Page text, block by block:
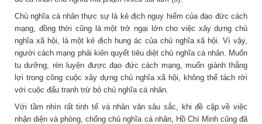
Chủ nghĩa cá nhân thực sự là kẻ địch nguy hiểm của đạo đức cách
mạng, đồng thời cũng là một trở ngại lớn cho việc xây dựng chủ
nghĩa xã hội, là một kẻ địch hung ác của chủ nghĩa xã hội. Vì vậy,
người cách mạng phải kiên quyết tiêu diệt chủ nghĩa cá nhân. Muốn
tu dưỡng, rèn luyện được đạo đức cách mạng, muốn giành thắng
lợi trong công cuộc xây dựng chủ nghĩa xã hội, không thể tách rời
với cuộc đấu tranh trừ bỏ chủ nghĩa cá nhân.
Với tầm nhìn rất tinh tế và nhân văn sâu sắc, khi đề cập về việc
nhận diện và phòng, chống chủ nghĩa cá nhân, Hồ Chí Minh cũng đã